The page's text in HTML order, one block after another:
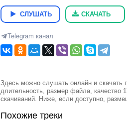
СЛУШАТЬ СКАЧАТЬ
Telegram канал
Здесь можно слушать онлайн и скачать
длительность, размер файла, качество
скачиваний. Ниже, если доступно,
Похожие треки